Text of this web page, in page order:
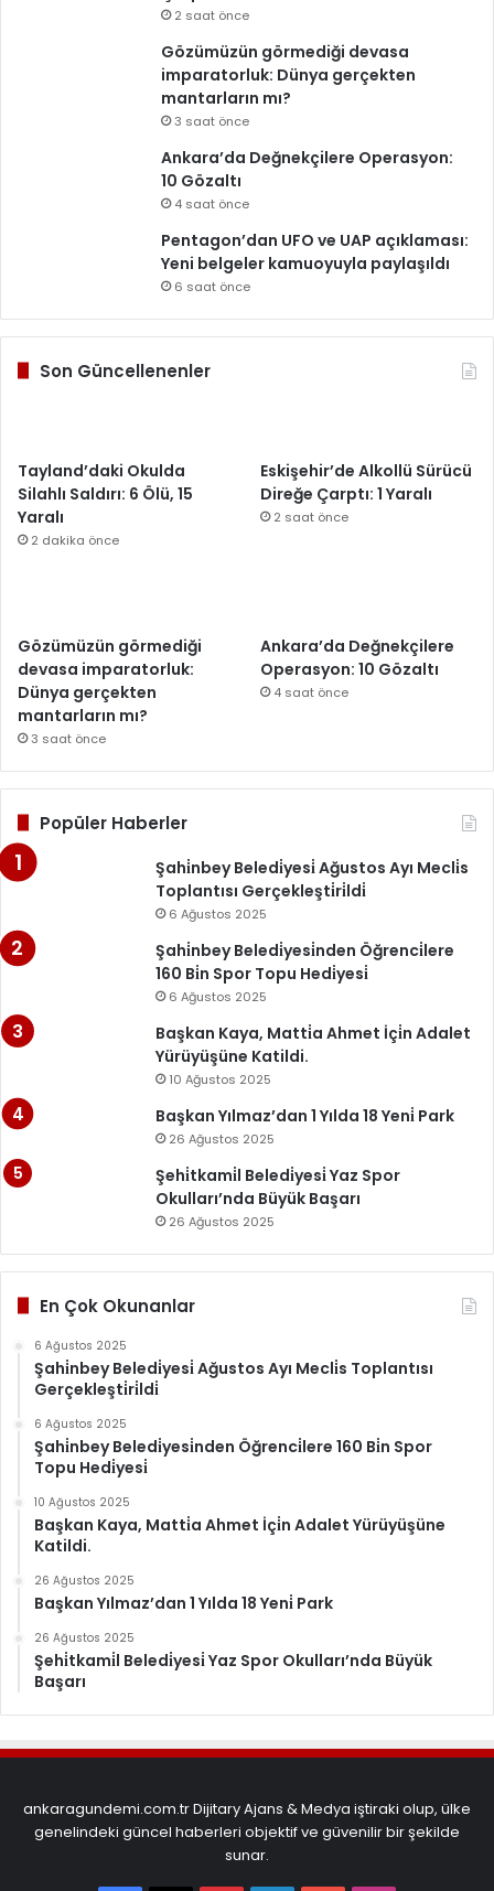
2 saat önce
Gözümüzün görmediği devasa
imparatorluk: Dünya gerçekten
mantarların mı?
3 saat önce
Ankara’da Değnekçilere Operasyon:
10 Gözaltı
4 saat önce
Pentagon’dan UFO ve UAP açıklaması:
Yeni belgeler kamuoyuyla paylaşıldı
6 saat önce
Son Güncellenenler
Tayland’daki Okulda
Silahlı Saldırı: 6 Ölü, 15
Yaralı
2 dakika önce
Eskişehir’de Alkollü Sürücü
Direğe Çarptı: 1 Yaralı
2 saat önce
Gözümüzün görmediği
devasa imparatorluk:
Dünya gerçekten
mantarların mı?
3 saat önce
Ankara’da Değnekçilere
Operasyon: 10 Gözaltı
4 saat önce
Popüler Haberler
Şahi̇nbey Beledi̇yesi̇ Ağustos Ayı Mecli̇s
Toplantısı Gerçekleşti̇ri̇ldi̇
6 Ağustos 2025
Şahi̇nbey Beledi̇yesi̇nden Öğrenci̇lere
160 Bi̇n Spor Topu Hedi̇yesi̇
6 Ağustos 2025
Başkan Kaya, Matti̇a Ahmet İçi̇n Adalet
Yürüyüşüne Katildi.
10 Ağustos 2025
Başkan Yılmaz’dan 1 Yılda 18 Yeni̇ Park
26 Ağustos 2025
Şehi̇tkami̇l Beledi̇yesi̇ Yaz Spor
Okulları’nda Büyük Başarı
26 Ağustos 2025
En Çok Okunanlar
6 Ağustos 2025
Şahi̇nbey Beledi̇yesi̇ Ağustos Ayı Mecli̇s Toplantısı
Gerçekleşti̇ri̇ldi̇
6 Ağustos 2025
Şahi̇nbey Beledi̇yesi̇nden Öğrenci̇lere 160 Bi̇n Spor
Topu Hedi̇yesi̇
10 Ağustos 2025
Başkan Kaya, Matti̇a Ahmet İçi̇n Adalet Yürüyüşüne
Katildi.
26 Ağustos 2025
Başkan Yılmaz’dan 1 Yılda 18 Yeni̇ Park
26 Ağustos 2025
Şehi̇tkami̇l Beledi̇yesi̇ Yaz Spor Okulları’nda Büyük
Başarı
ankaragundemi.com.tr Dijitary Ajans & Medya iştiraki olup, ülke
genelindeki güncel haberleri objektif ve güvenilir bir şekilde
sunar.